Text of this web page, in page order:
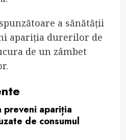
a sănătății
apariția durerilor de
de un zâmbet
preveni apariția
de consumul